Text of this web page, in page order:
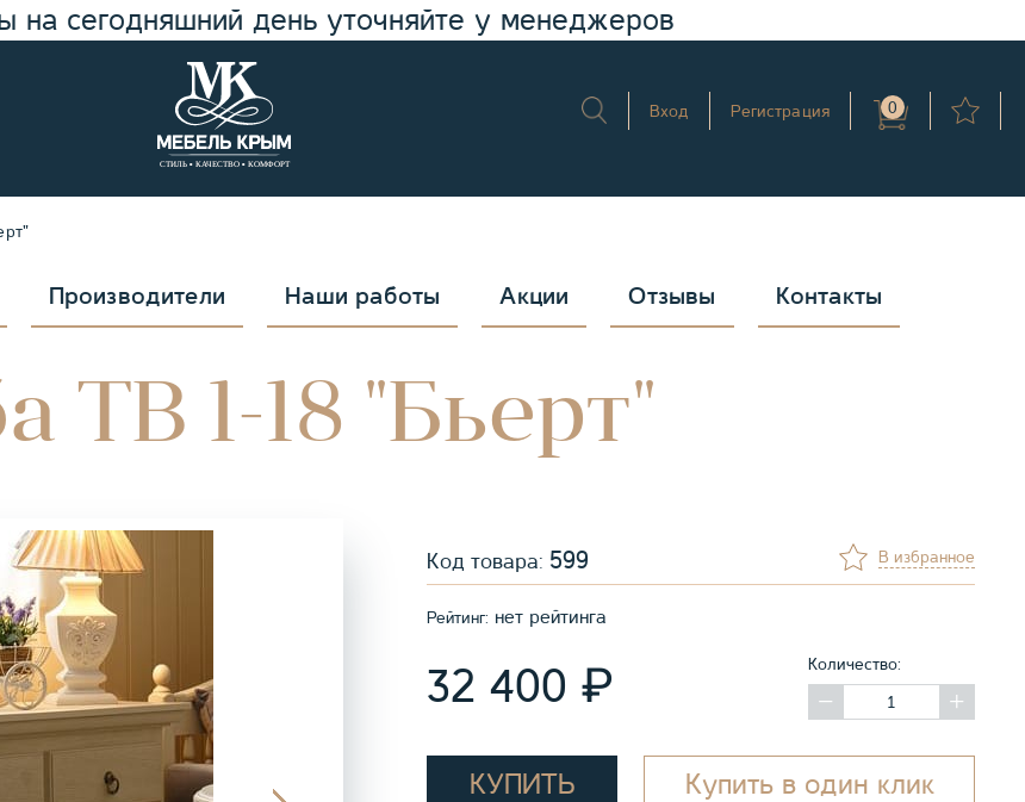
на сегодняшний день уточняйте у менеджеров
Вход Регистрация 0
Производители Наши работы Акции Отзывы Контакты
ТВ 1-18 "Бьерт"
Код товара: 599 В избранное
Рейтинг: нет рейтинга
32 400 ₽ Количество:
КУПИТЬ Купить в один клик